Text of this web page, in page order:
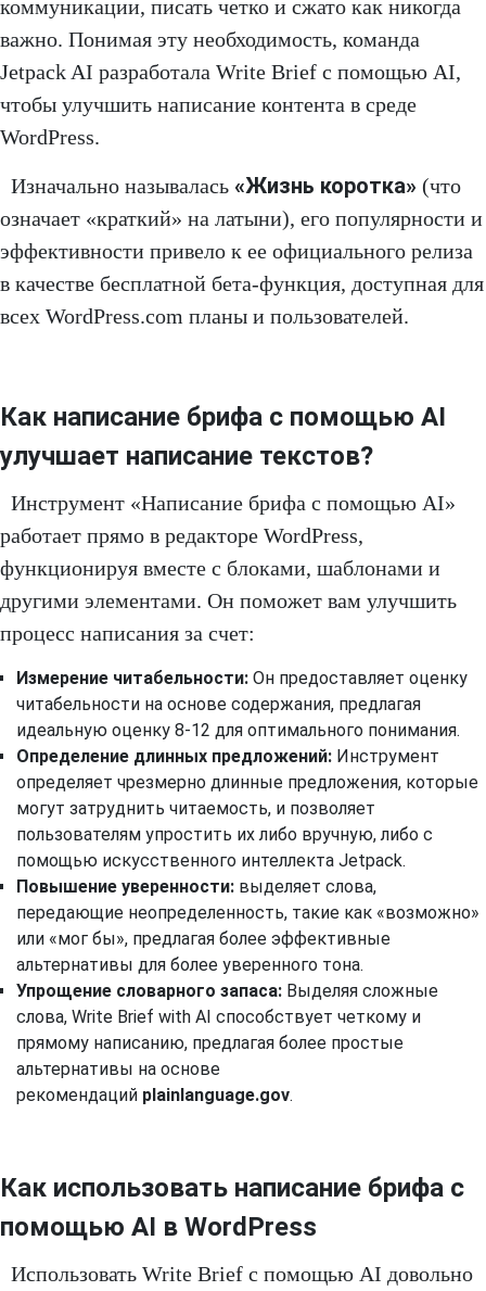
коммуникации, писать четко и сжато как никогда
важно. Понимая эту необходимость, команда
Jetpack AI разработала Write Brief с помощью AI,
чтобы улучшить написание контента в среде
WordPress.
Изначально называлась «Жизнь коротка» (что
означает «краткий» на латыни), его популярности и
эффективности привело к ее официального релиза
в качестве бесплатной бета-функция, доступная для
всех WordPress.com планы и пользователей.
Как написание брифа с помощью AI
улучшает написание текстов?
Инструмент «Написание брифа с помощью AI»
работает прямо в редакторе WordPress,
функционируя вместе с блоками, шаблонами и
другими элементами. Он поможет вам улучшить
процесс написания за счет:
Измерение читабельности: Он предоставляет оценку
читабельности на основе содержания, предлагая
идеальную оценку 8-12 для оптимального понимания.
Определение длинных предложений: Инструмент
определяет чрезмерно длинные предложения, которые
могут затруднить читаемость, и позволяет
пользователям упростить их либо вручную, либо с
помощью искусственного интеллекта Jetpack.
Повышение уверенности: выделяет слова,
передающие неопределенность, такие как «возможно»
или «мог бы», предлагая более эффективные
альтернативы для более уверенного тона.
Упрощение словарного запаса: Выделяя сложные
слова, Write Brief with AI способствует четкому и
прямому написанию, предлагая более простые
альтернативы на основе
рекомендаций plainlanguage.gov.
Как использовать написание брифа с
помощью AI в WordPress
Использовать Write Brief с помощью AI довольно